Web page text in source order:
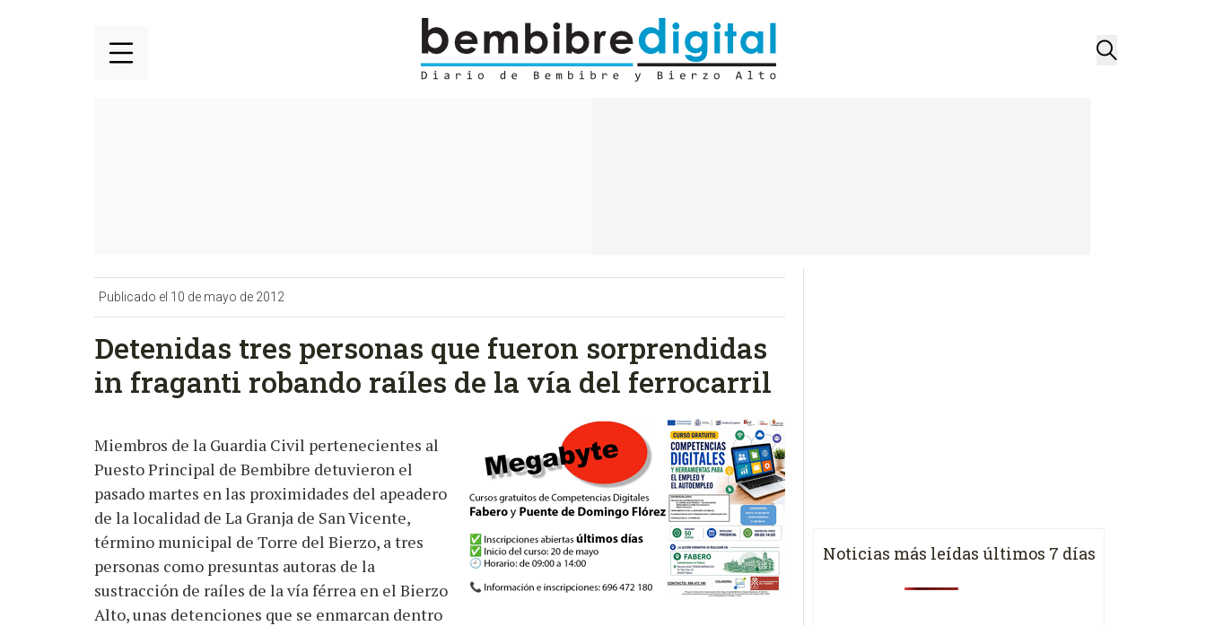
Publicado el 10 de mayo de 2012
Detenidas tres personas que fueron sorprendidas
in fraganti robando raíles de la vía del ferrocarril
Miembros de la Guardia Civil pertenecientes al
Puesto Principal de Bembibre detuvieron el
pasado martes en las proximidades del apeadero
de la localidad de La Granja de San Vicente,
término municipal de Torre del Bierzo, a tres
personas como presuntas autoras de la
sustracción de raíles de la vía férrea en el Bierzo
Alto, unas detenciones que se enmarcan dentro
Noticias más leídas últimos 7 días